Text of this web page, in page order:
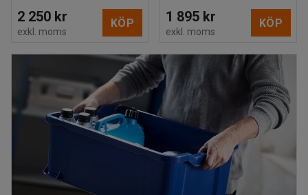
2 250 kr
exkl. moms
KÖP 1 895 kr
exkl. moms
KÖP